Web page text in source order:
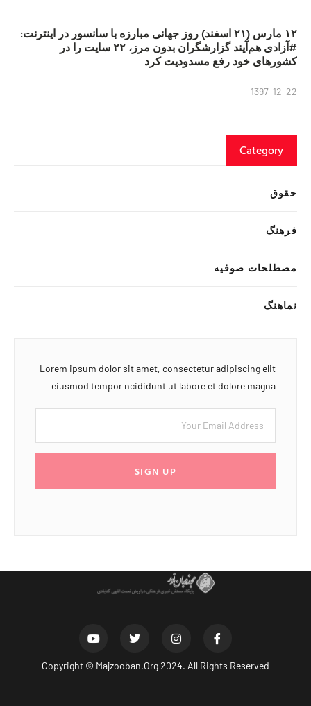
۱۲ مارس (۲۱ اسفند) روز جهانی مبارزه با سانسور در اینترنت:
#آزادی هم‌آیند گزارشگران‌ بدون مرز، ۲۲ سایت را در
کشورهای خود رفع مسدودیت کرد
1397-12-22
Category
حقوق
فرهنگ
مصطلحات صوفیه
نماهنگ
Lorem ipsum dolor sit amet, consectetur adipiscing elit
eiusmod tempor ncididunt ut labore et dolore magna
SIGN UP
Copyright © Majzooban.Org2024. All Rights Reserved